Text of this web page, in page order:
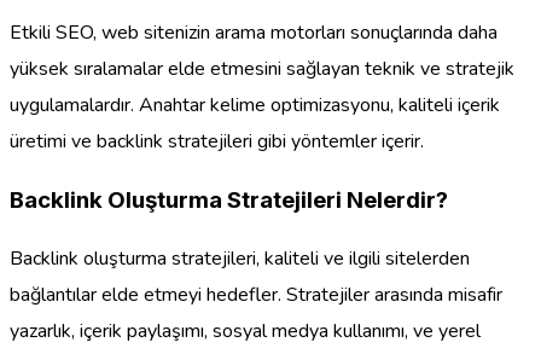
Etkili SEO, web sitenizin arama motorları sonuçlarında daha
yüksek sıralamalar elde etmesini sağlayan teknik ve stratejik
uygulamalardır. Anahtar kelime optimizasyonu, kaliteli içerik
üretimi ve backlink stratejileri gibi yöntemler içerir.
Backlink Oluşturma Stratejileri Nelerdir?
Backlink oluşturma stratejileri, kaliteli ve ilgili sitelerden
bağlantılar elde etmeyi hedefler. Stratejiler arasında misafir
yazarlık, içerik paylaşımı, sosyal medya kullanımı, ve yerel